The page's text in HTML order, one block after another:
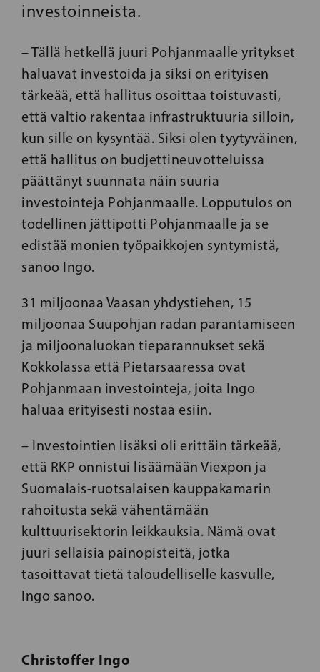
investoinneista.
– Tällä hetkellä juuri Pohjanmaalle yritykset
haluavat investoida ja siksi on erityisen
tärkeää, että hallitus osoittaa toistuvasti,
että valtio rakentaa infrastruktuuria silloin,
kun sille on kysyntää. Siksi olen tyytyväinen,
että hallitus on budjettineuvotteluissa
päättänyt suunnata näin suuria
investointeja Pohjanmaalle. Lopputulos on
todellinen jättipotti Pohjanmaalle ja se
edistää monien työpaikkojen syntymistä,
sanoo Ingo.
31 miljoonaa Vaasan yhdystiehen, 15
miljoonaa Suupohjan radan parantamiseen
ja miljoonaluokan tieparannukset sekä
Kokkolassa että Pietarsaaressa ovat
Pohjanmaan investointeja, joita Ingo
haluaa erityisesti nostaa esiin.
– Investointien lisäksi oli erittäin tärkeää,
että RKP onnistui lisäämään Viexpon ja
Suomalais-ruotsalaisen kauppakamarin
rahoitusta sekä vähentämään
kulttuurisektorin leikkauksia. Nämä ovat
juuri sellaisia painopisteitä, jotka
tasoittavat tietä taloudelliselle kasvulle,
Ingo sanoo.
Christoffer Ingo